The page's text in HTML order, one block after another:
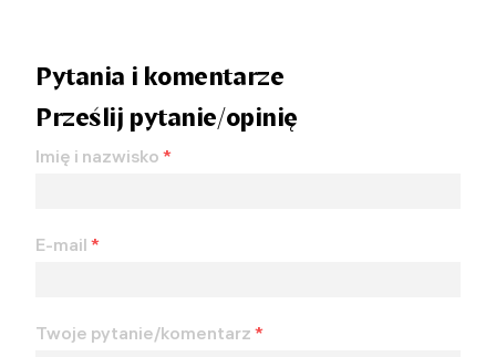
Pytania i komentarze
Prześlij pytanie/opinię
Imię i nazwisko *
E-mail *
Twoje pytanie/komentarz *